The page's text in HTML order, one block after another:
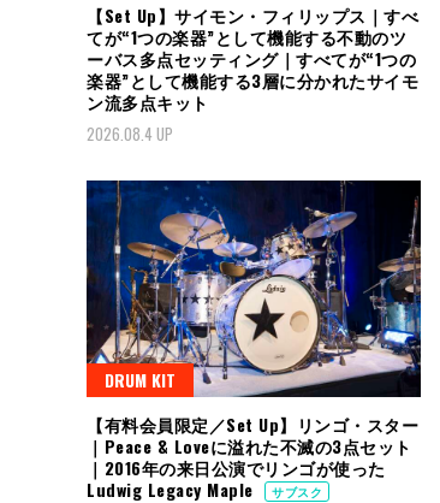
【Set Up】サイモン・フィリップス｜すべ
てが“1つの楽器”として機能する不動のツ
ーバス多点セッティング｜すべてが“1つの
楽器”として機能する3層に分かれたサイモ
ン流多点キット
2026.08.4 UP
DRUM KIT
【有料会員限定／Set Up】リンゴ・スター
｜Peace & Loveに溢れた不滅の3点セット
｜2016年の来日公演でリンゴが使った
Ludwig Legacy Maple
サブスク